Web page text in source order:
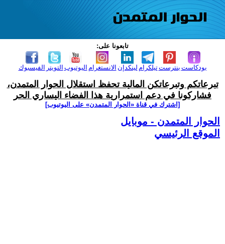
تابعونا على:
الفيسبوك التويتر اليوتيوب الانستغرام لينكدإن تيلكرامبنترست بودكاست
تبرعاتكم وتبرعاتكن المالية تحفظ استقلال الحوار المتمدن،
فشاركونا في دعم استمرارية هذا الفضاء اليساري الحر
[اشترك في قناة ‫«الحوار المتمدن» على اليوتيوب]
الحوار المتمدن - موبايل
الموقع الرئيسي